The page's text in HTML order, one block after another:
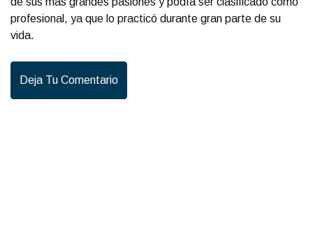
profesional, ya que lo practicó durante gran parte de su
vida.
Deja Tu Comentario